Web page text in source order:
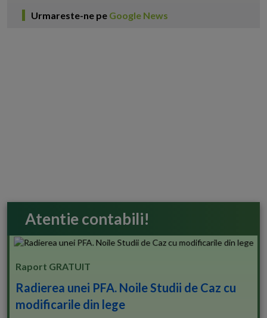
Urmareste-ne pe Google News
Atentie contabili!
Raport GRATUIT
Radierea unei PFA. Noile Studii de Caz cu
modificarile din lege